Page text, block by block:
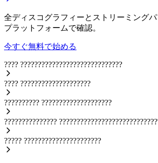
全ディスコグラフィーとストリーミング
プラットフォームで確認。
今すぐ無料で始める
???? ?????????????????????????????
???? ????????????????????
?????????? ????????????????????
???????????????
????? ??????????????????????